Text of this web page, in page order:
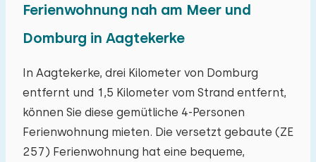
Ferienwohnung nah am Meer und
Domburg in Aagtekerke
In Aagtekerke, drei Kilometer von Domburg
entfernt und 1,5 Kilometer vom Strand entfernt,
können Sie diese gemütliche 4-Personen
Ferienwohnung mieten. Die versetzt gebaute (ZE
257) Ferienwohnung hat eine bequeme,
August 2026
Mo Di Mi Do Fr Sa
27 28 29 30 31 01 02
03 04 05 06 07 08 09